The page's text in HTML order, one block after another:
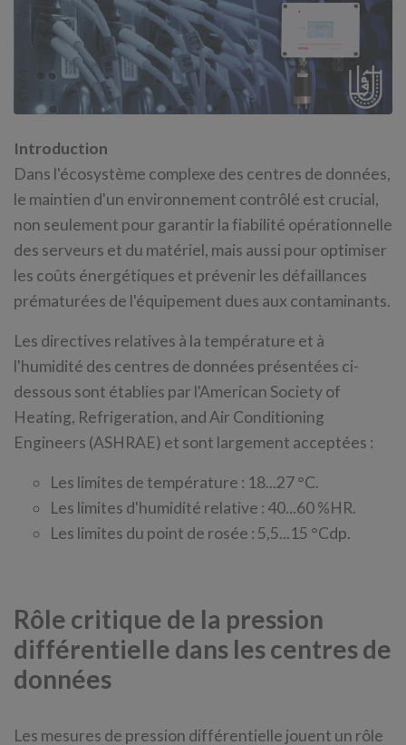
Introduction
Dans l'écosystème complexe des centres de données,
le maintien d'un environnement contrôlé est crucial,
non seulement pour garantir la fiabilité opérationnelle
des serveurs et du matériel, mais aussi pour optimiser
les coûts énergétiques et prévenir les défaillances
prématurées de l'équipement dues aux contaminants.
Les directives relatives à la température et à
l'humidité des centres de données présentées ci-
dessous sont établies par l'American Society of
Heating, Refrigeration, and Air Conditioning
Engineers (ASHRAE) et sont largement acceptées :
Les limites de température : 18...27 °C.
Les limites d'humidité relative : 40...60 %HR.
Les limites du point de rosée : 5,5...15 °Cdp.
Rôle critique de la pression
différentielle dans les centres de
données
Les mesures de pression différentielle jouent un rôle